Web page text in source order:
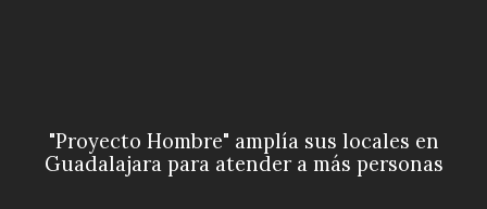
"Proyecto Hombre" amplía sus locales en
Guadalajara para atender a más personas